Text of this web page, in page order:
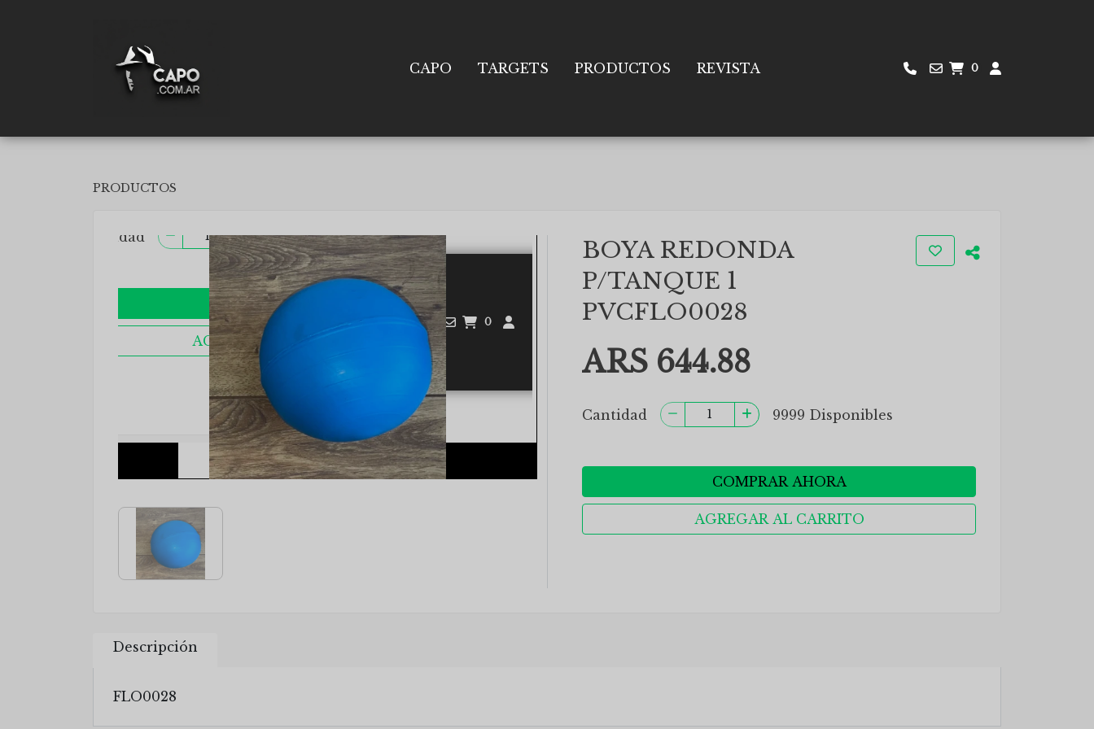
CAPO TARGETS PRODUCTOS REVISTA 0
PRODUCTOS
BOYA REDONDA
P/TANQUE 1
PVCFLO0028
ARS 644.88
Cantidad 9999 Disponibles
COMPRAR AHORA
AGREGAR AL CARRITO
Descripción
FLO0028